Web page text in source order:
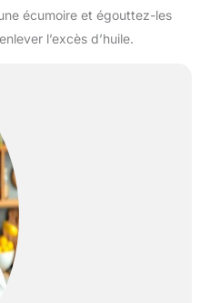
écumoire et égouttez-les
l’excès d’huile.